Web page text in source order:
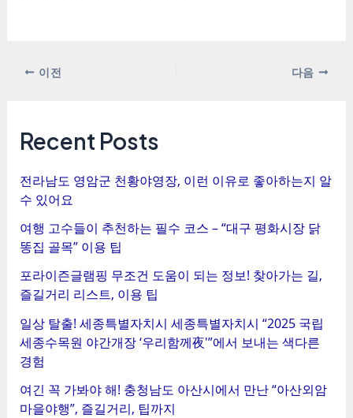
이전 다음
Recent Posts
전라남도 영암군 천황야영장, 이런 이유로 좋아하는지 알
수 있어요
여행 고수들이 추천하는 필수 코스 – “대구 평화시장 닭
똥집 골목” 이용 팁
포라이즌글램핑 무조건 도움이 되는 정보! 찾아가는 길,
즐길거리 리스트, 이용 팁
일상 탈출! 세종특별자치시 세종특별자치시 “2025 국립
세종수목원 야간개장 ‘우리함께夜'”에서 보내는 색다른
경험
여긴 꼭 가봐야 해! 충청남도 아산시에서 만난 “아산외암
마을야행”, 즐길거리, 팁까지